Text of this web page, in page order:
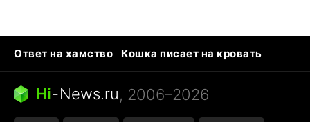
Ответ на хамство
Кошка писает на кровать
Тунцы в океанариуме
Следующая пандемия
Ядовитые пауки России
Открытие в Google Maps
Hi-News.ru, 2006–2026